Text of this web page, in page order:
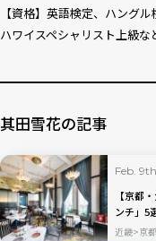
【資格】英語検定、ハング
ハワイスペシャリスト上級な
其田雪花の記事
Feb.
【京都
ンチ」5
近畿 京